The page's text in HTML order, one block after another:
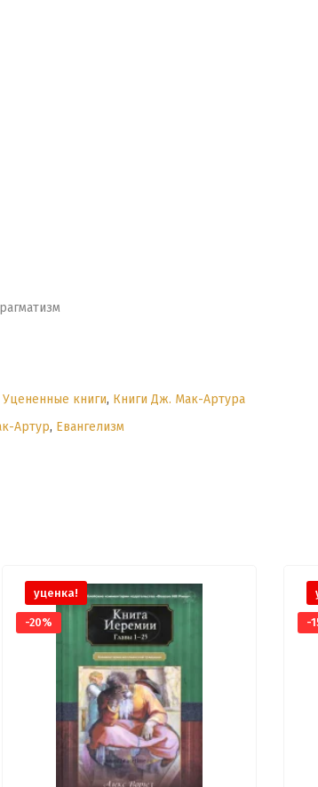
Уцененные книги, Книги Дж. Мак-Артура
Артур, Евангелизм
уценка!
-20% -